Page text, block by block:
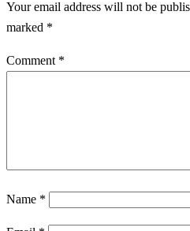
Your email address will not be
marked *
Comment *
Name *